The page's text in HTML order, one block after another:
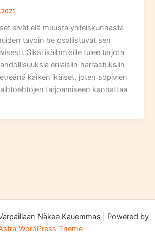
eivät elä muusta yhteiskunnasta
tavoin he osallistuvat sen
Siksi ikäihmisille tulee tarjota
erilaisiin harrastuksiin.
kaiken ikäiset, joten sopivien
tarjoamiseen kannattaa
Näkee Kauemmas | Powered by
WordPress Theme